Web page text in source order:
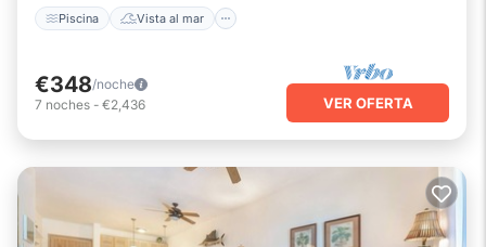
Piscina Vista al mar
€348/noche
7 noches - €2,436 VER OFERTA